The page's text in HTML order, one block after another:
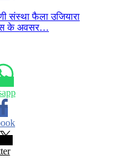
संस्था फैला उजियारा
के अवसर…